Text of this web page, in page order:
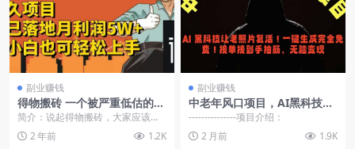
副业赚钱
得物搬砖 一个被严重低估的长
久项目 一单30—300+ 实操已
落地 月…
简介：说起得物搬砖，大家应该都
不陌生，就是利用主流平台，如淘
宝京东唯品会拼多多抖...
2 年前 1.2K
副业赚钱
中老年风口项目，AI黑科技让
老照片复活制作爆款视频，多
种变现方式
---------------项目介绍：
2 月前
1.9K